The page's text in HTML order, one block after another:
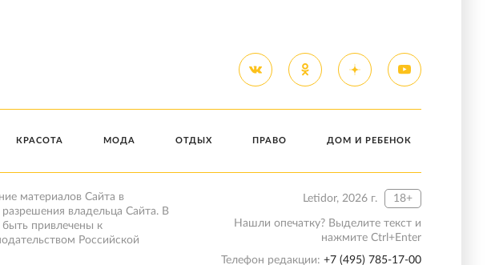
КРАСОТА МОДА ОТДЫХ ПРАВО ДОМ И РЕБЕНОК
Letidor, 2026 г. 18+
Нашли опечатку? Выделите текст и
нажмите Ctrl+Enter
Телефон редакции: +7 (495) 785-17-00
материалов Сайта в
владельца Сайта. В
привлечены к
Российской